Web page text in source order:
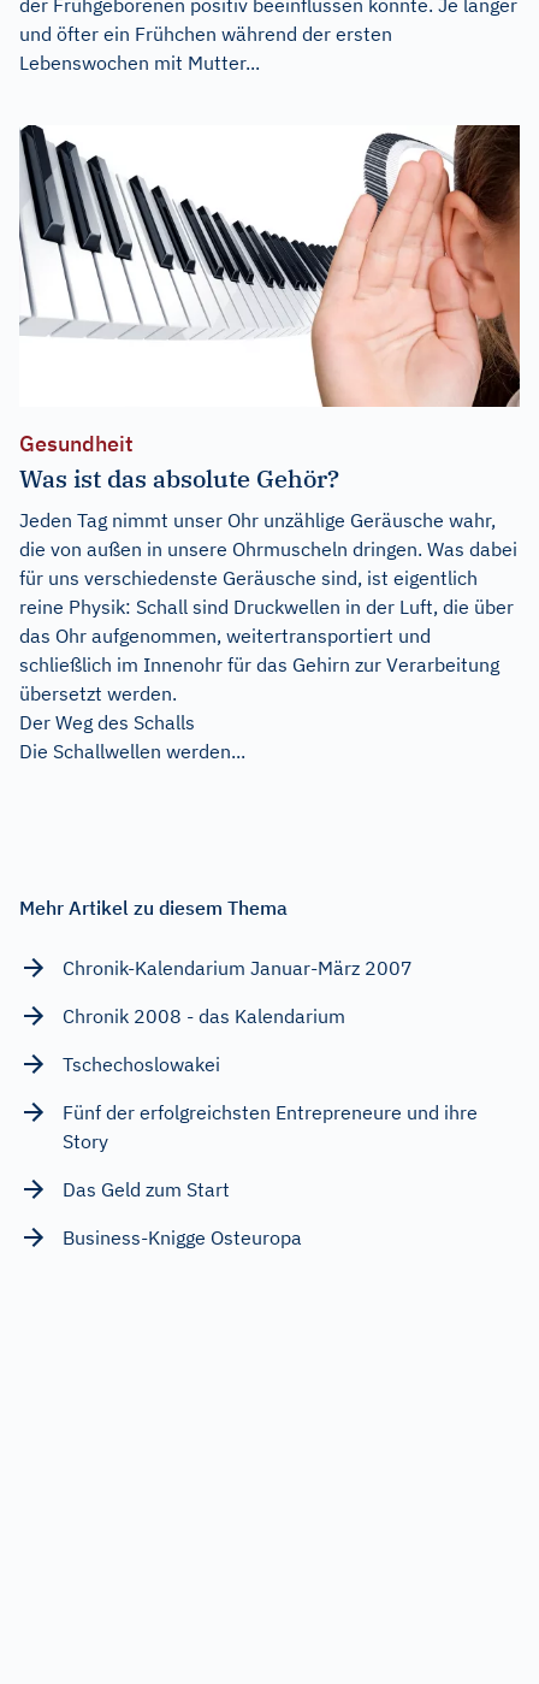
und öfter ein Frühchen während der ersten
Lebenswochen mit Mutter...
Gesundheit
Was ist das absolute Gehör?
Jeden Tag nimmt unser Ohr unzählige Geräusche wahr,
die von außen in unsere Ohrmuscheln dringen. Was dabei
für uns verschiedenste Geräusche sind, ist eigentlich
reine Physik: Schall sind Druckwellen in der Luft, die über
das Ohr aufgenommen, weitertransportiert und
schließlich im Innenohr für das Gehirn zur Verarbeitung
übersetzt werden.
Der Weg des Schalls
Die Schallwellen werden...
Mehr Artikel zu diesem Thema
Chronik-Kalendarium Januar-März 2007
Chronik 2008 - das Kalendarium
Tschechoslowakei
Fünf der erfolgreichsten Entrepreneure und ihre
Story
Das Geld zum Start
Business-Knigge Osteuropa